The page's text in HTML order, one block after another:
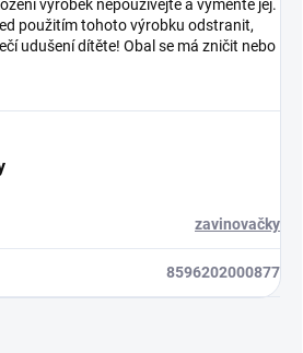
výrobek nepoužívejte a vyměňte jej.
použitím tohoto výrobku odstranit,
udušení dítěte! Obal se má zničit nebo
zavinovačky
8596202000877